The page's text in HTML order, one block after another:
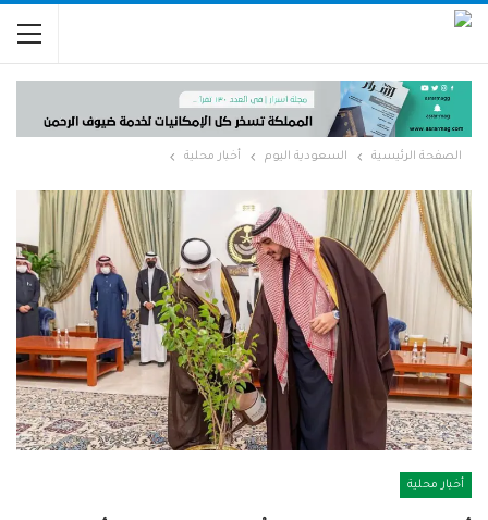
الصفحة الرئيسية السعودية اليوم أخبار محلية
أخبار محلية